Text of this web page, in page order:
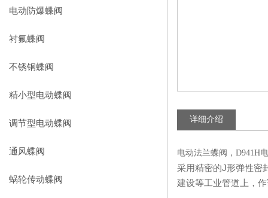
电动防爆蝶阀
衬氟蝶阀
不锈钢蝶阀
精小型电动蝶阀
调节型电动蝶阀
通风蝶阀
蜗轮传动蝶阀
详细介绍
电动法兰蝶阀，D941H
采用精密的J形弹性密
建设等工业管道上，